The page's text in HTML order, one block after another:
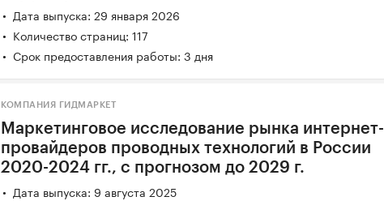
Дата выпуска: 29 января 2026
Количество страниц: 117
Срок предоставления работы: 3 дня
КОМПАНИЯ ГИДМАРКЕТ
Маркетинговое исследование рынка интернет-
провайдеров проводных технологий в России
2020-2024 гг., с прогнозом до 2029 г.
Дата выпуска: 9 августа 2025